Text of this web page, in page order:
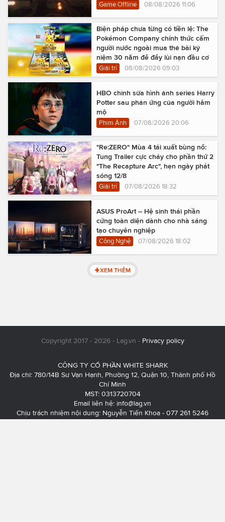
Game Offline 08/08/2026 11:06
Biện pháp chưa từng có tiền lệ: The
Pokémon Company chính thức cấm
người nước ngoài mua thẻ bài kỷ
niệm 30 năm để đẩy lùi nạn đầu cơ
Giải trí 08/08/2026 09:03
HBO chỉnh sửa hình ảnh series Harry
Potter sau phản ứng của người hâm
mộ
Phim Ảnh 07/08/2026 20:06
"Re:ZERO" Mùa 4 tái xuất bùng nổ:
Tung Trailer cực cháy cho phần thứ 2
"The Recapture Arc", hẹn ngày phát
sóng 12/8
Giải trí 07/08/2026 18:32
ASUS ProArt – Hệ sinh thái phần
cứng toàn diện dành cho nhà sáng
tạo chuyên nghiệp
Công Nghệ 07/08/2026 18:02
XEM THÊM
Copyright 2017 - 2026 - Lag.vn - Privacy policy
CÔNG TY CỔ PHẦN WHITE SHARK
Địa chỉ: 780/14B Sư Vạn Hạnh, Phường 12, Quận 10, Thành phố Hồ
Chí Minh
MST: 0313720704
Email liên hệ: info@lag.vn
Chịu trách nhiệm nội dung: Nguyễn Tiến Khoa - 077 261 5246